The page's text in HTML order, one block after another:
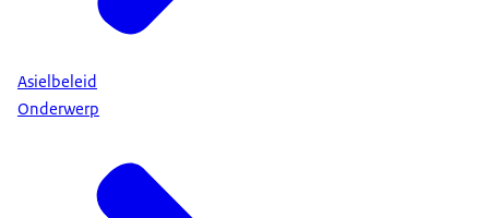
Asielbeleid
Onderwerp